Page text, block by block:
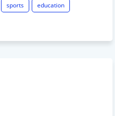
sports
education